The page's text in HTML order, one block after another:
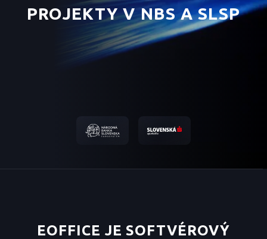
PROJEKTY V NBS A SLSP
EOFFICE JE SOFTVÉROVÝ